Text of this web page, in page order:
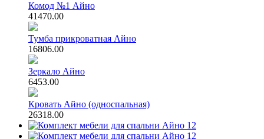
Комод №1 Айно
41470.00
Тумба прикроватная Айно
16806.00
Зеркало Айно
6453.00
Кровать Айно (односпальная)
26318.00